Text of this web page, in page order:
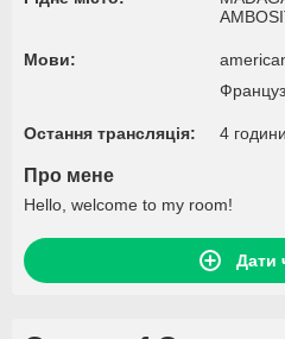
Мови:
Остання трансляція: 4
Про мене
Hello, welcome to my room!
Дати